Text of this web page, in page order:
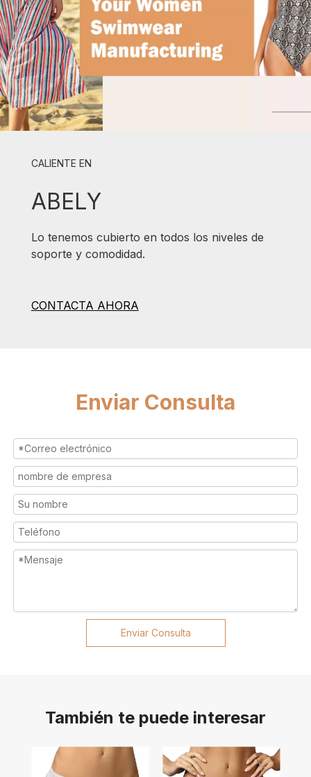
CALIENTE EN
ABELY
Lo tenemos cubierto en todos los niveles de
soporte y comodidad.
CONTACTA AHORA
Enviar Consulta
Enviar Consulta
También te puede interesar